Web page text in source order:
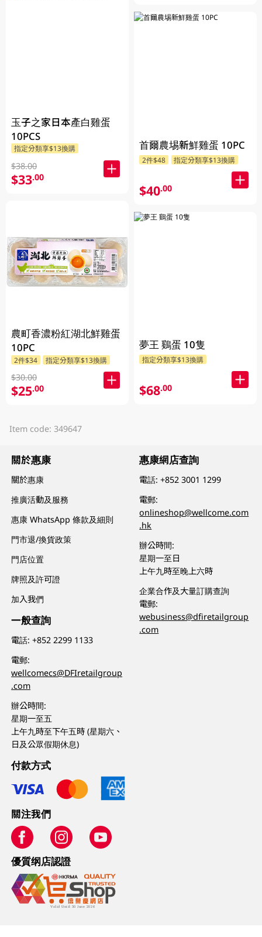
玉子之家日本產白雞蛋
10PCS
指定分類享$13換購
$38.00
$33.00
農町香濃粉紅湖北鮮雞蛋
10PC
2件$34 指定分類享$13換購
$30.00
$25.00
首爾農埸新鮮雞蛋 10PC
2件$48 指定分類享$13換購
$40.00
夢王 鷄蛋 10隻
指定分類享$13換購
$68.00
Item code: 349647
關於惠康
關於惠康
推廣活動及服務
惠康 WhatsApp 條款及細則
門市退/換貨政策
門店位置
牌照及許可證
加入我們
一般查詢
電話:+852 2299 1133
電郵:
wellcomecs@DFIretailgroup
.com
辦公時間:
星期一至五
上午九時至下午五時 (星期六、
日及公眾假期休息)
惠康網店查詢
電話:+852 3001 1299
電郵:
onlineshop@wellcome.com
.hk
辦公時間:
星期一至日
上午九時至晚上六時
企業合作及大量訂購查詢
電郵:
webusiness@dfiretailgroup
.com
付款方式
關注我們
優質纲店認證